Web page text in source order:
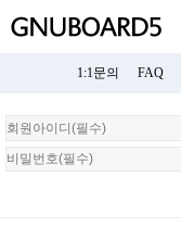
1:1문의 FAQ
회
원
로